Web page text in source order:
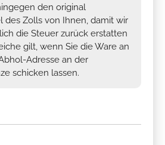
den original
des Zolls von Ihnen, damit wir
die Steuer zurück erstatten
gilt, wenn Sie die Ware an
Adresse an der
schicken lassen.